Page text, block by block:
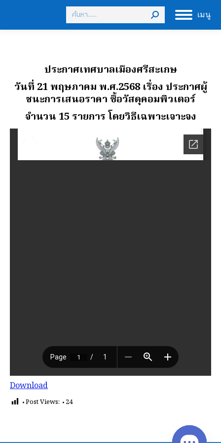
เมนู
Search:
ประกาศเทศบาลเมืองศรีสะเกษ
วันที่ 21 พฤษภาคม พ.ศ.2568 เรื่อง ประกาศผู้
ชนะการเสนอราคา ซื้อวัสดุคอมพิวเตอร์
จํานวน 15 รายการ โดยวิธีเฉพาะเจาะจง
Download
Post Views: 24